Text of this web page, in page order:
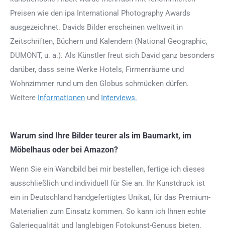
Preisen wie den ipa International Photography Awards
ausgezeichnet. Davids Bilder erscheinen weltweit in
Zeitschriften, Büchern und Kalendern (National Geographic,
DUMONT, u. a.). Als Künstler freut sich David ganz besonders
darüber, dass seine Werke Hotels, Firmenräume und
Wohnzimmer rund um den Globus schmücken dürfen.
Weitere Informationen und Interviews.
Warum sind Ihre Bilder teurer als im Baumarkt, im
Möbelhaus oder bei Amazon?
Wenn Sie ein Wandbild bei mir bestellen, fertige ich dieses
ausschließlich und individuell für Sie an. Ihr Kunstdruck ist
ein in Deutschland handgefertigtes Unikat, für das Premium-
Materialien zum Einsatz kommen. So kann ich Ihnen echte
Galeriequalität und langlebigen Fotokunst-Genuss bieten.